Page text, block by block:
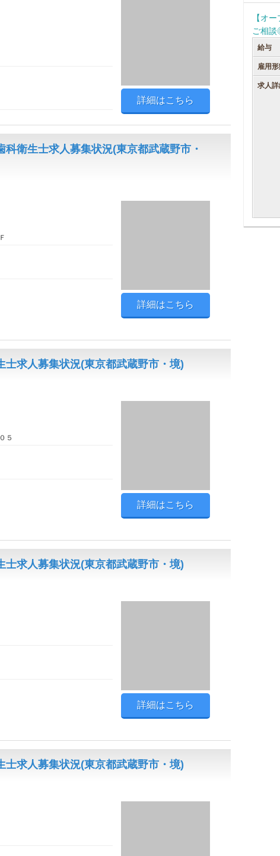
詳細はこちら
衛生士求人募集状況(東京都武蔵野市・
詳細はこちら
求人募集状況(東京都武蔵野市・境)
詳細はこちら
５
求人募集状況(東京都武蔵野市・境)
詳細はこちら
求人募集状況(東京都武蔵野市・境)
【オ
ご相談
給与
雇用
求人詳